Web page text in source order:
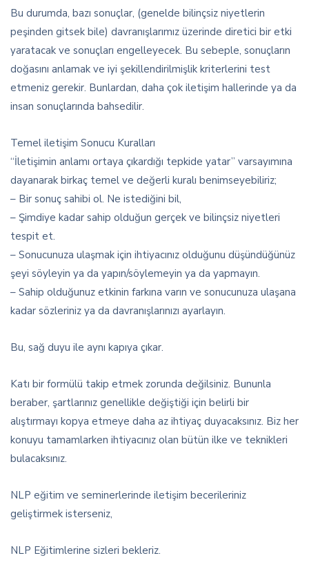
Bu durumda, bazı sonuçlar, (genelde bilinçsiz niyetlerin
peşinden gitsek bile) davranışlarımız üzerinde diretici bir etki
yaratacak ve sonuçları engelleyecek. Bu sebeple, sonuçların
doğasını anlamak ve iyi şekillendirilmişlik kriterlerini test
etmeniz gerekir. Bunlardan, daha çok iletişim hallerinde ya da
insan sonuçlarında bahsedilir.
Temel iletişim Sonucu Kuralları
“İletişimin anlamı ortaya çıkardığı tepkide yatar” varsayımına
dayanarak birkaç temel ve değerli kuralı benimseyebiliriz;
– Bir sonuç sahibi ol. Ne istediğini bil,
– Şimdiye kadar sahip olduğun gerçek ve bilinçsiz niyetleri
tespit et.
– Sonucunuza ulaşmak için ihtiyacınız olduğunu düşündüğünüz
şeyi söyleyin ya da yapın/söylemeyin ya da yapmayın.
– Sahip olduğunuz etkinin farkına varın ve sonucunuza ulaşana
kadar sözleriniz ya da davranışlarınızı ayarlayın.
Bu, sağ duyu ile aynı kapıya çıkar.
Katı bir formülü takip etmek zorunda değilsiniz. Bununla
beraber, şartlarınız genellikle değiştiği için belirli bir
alıştırmayı kopya etmeye daha az ihtiyaç duyacaksınız. Biz her
konuyu tamamlarken ihtiyacınız olan bütün ilke ve teknikleri
bulacaksınız.
NLP eğitim ve seminerlerinde iletişim becerileriniz
geliştirmek isterseniz,
NLP Eğitimlerine sizleri bekleriz.